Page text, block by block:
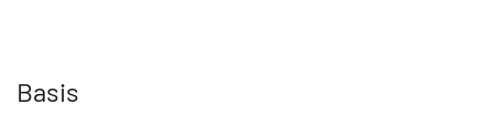
Basis